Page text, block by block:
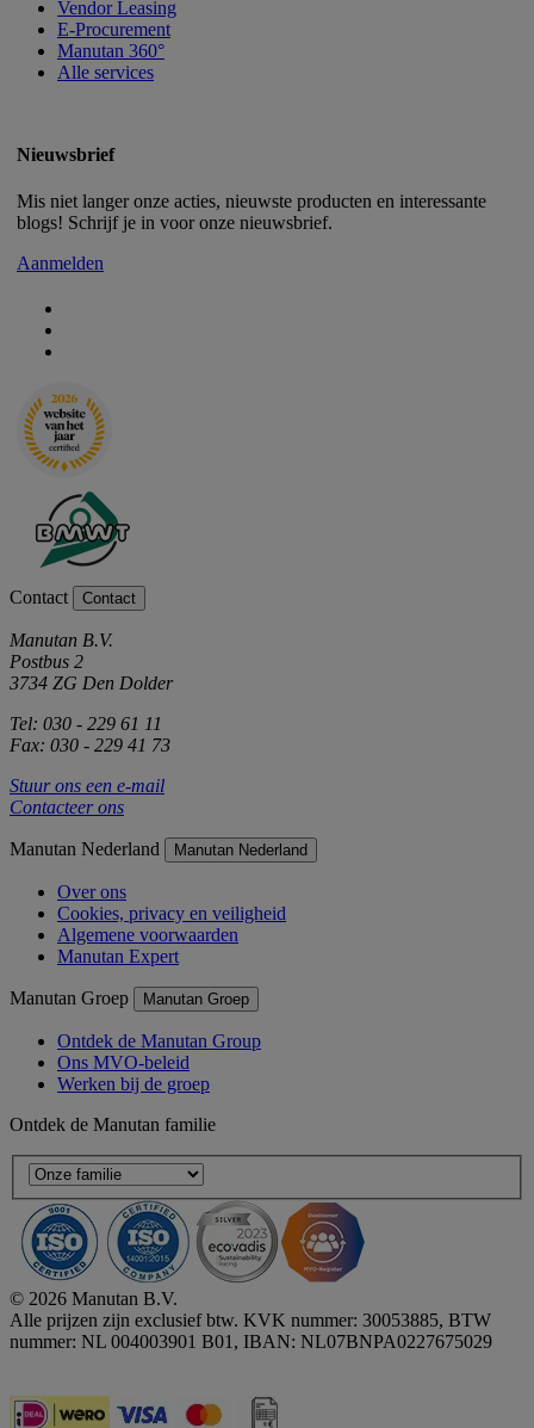
Vendor Leasing
E-Procurement
Manutan 360°
Alle services
Nieuwsbrief
Mis niet langer onze acties, nieuwste producten en interessante
blogs! Schrijf je in voor onze nieuwsbrief.
Aanmelden
Contact Contact
Manutan B.V.
Postbus 2
3734 ZG Den Dolder
Tel: 030 - 229 61 11
Fax: 030 - 229 41 73
Stuur ons een e-mail
Contacteer ons
Manutan Nederland Manutan Nederland
Over ons
Cookies, privacy en veiligheid
Algemene voorwaarden
Manutan Expert
Manutan Groep Manutan Groep
Ontdek de Manutan Group
Ons MVO-beleid
Werken bij de groep
Ontdek de Manutan familie
© 2026 Manutan B.V.
Alle prijzen zijn exclusief btw. KVK nummer: 30053885, BTW
nummer: NL 004003901 B01, IBAN: NL07BNPA0227675029